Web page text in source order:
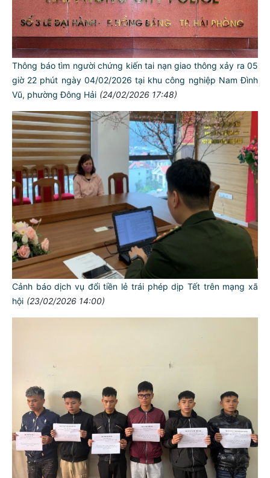
Thông báo tìm người chứng kiến tai nạn giao thông xảy ra 05
giờ 22 phút ngày 04/02/2026 tại khu công nghiệp Nam Đình
Vũ, phường Đông Hải (24/02/2026 17:48)
Cảnh báo dịch vụ đổi tiền lẻ trái phép dịp Tết trên mạng xã
hội (23/02/2026 14:00)